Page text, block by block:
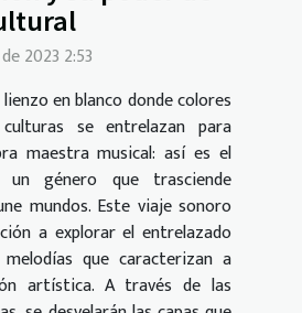
2023 2:53
en blanco donde colores
se entrelazan para
maestra musical: así es el
género que trasciende
mundos. Este viaje sonoro
a explorar el entrelazado
que caracterizan a
artística. A través de las